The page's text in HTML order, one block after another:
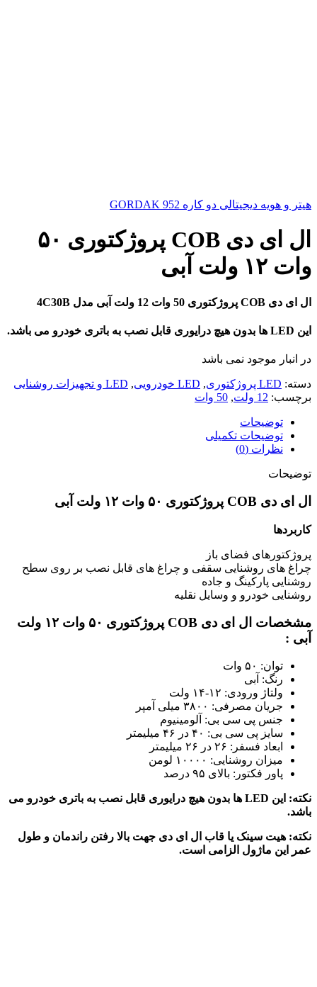
هیتر و هویه دیجیتالی دو کاره GORDAK 952
ال ای دی COB پروژکتوری ۵۰
وات ۱۲ ولت آبی
ال ای دی COB پروژکتوری 50 وات 12 ولت آبی مدل 4C30B
این LED ها بدون هیچ درایوری قابل نصب به باتری خودرو می باشد.
در انبار موجود نمی باشد
دسته: LED پروژکتوری , LED خودرویی , LED و تجهیزات روشنایی
برچسب: 12 ولت , 50 وات
توضیحات
توضیحات تکمیلی
نظرات (0)
توضیحات
ال ای دی COB پروژکتوری ۵۰ وات ۱۲ ولت آبی
کاربردها
پروژکتورهای فضای باز
چراغ های روشنایی سقفی و چراغ های قابل نصب بر روی سطح
روشنایی پارکینگ و جاده
روشنایی خودرو و وسایل نقلیه
مشخصات ال ای دی COB پروژکتوری ۵۰ وات ۱۲ ولت
آبی :
توان: ۵۰ وات
رنگ: آبی
ولتاژ ورودی: ۱۲-۱۴ ولت
جریان مصرفی: ۳۸۰۰ میلی آمپر
جنس پی سی بی: آلومینیوم
سایز پی سی بی: ۴۰ در ۴۶ میلیمتر
ابعاد فسفر: ۲۶ در ۲۶ میلیمتر
میزان روشنایی: ۱۰۰۰۰ لومن
پاور فکتور: بالای ۹۵ درصد
نکته: این LED ها بدون هیچ درایوری قابل نصب به باتری خودرو می
باشد.
نکته: هیت سینک یا قاب ال ای دی جهت بالا رفتن راندمان و طول
عمر این ماژول الزامی است.